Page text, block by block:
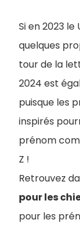
Si en 2023
quelques
tour de la
2024 est
puisque les
inspirés
prénom
Z !
Retrouvez
pour les
pour les